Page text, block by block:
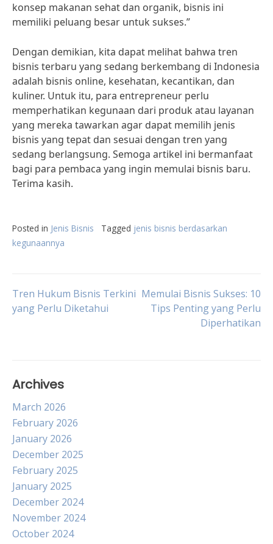
konsep makanan sehat dan organik, bisnis ini
memiliki peluang besar untuk sukses.”
Dengan demikian, kita dapat melihat bahwa tren
bisnis terbaru yang sedang berkembang di Indonesia
adalah bisnis online, kesehatan, kecantikan, dan
kuliner. Untuk itu, para entrepreneur perlu
memperhatikan kegunaan dari produk atau layanan
yang mereka tawarkan agar dapat memilih jenis
bisnis yang tepat dan sesuai dengan tren yang
sedang berlangsung. Semoga artikel ini bermanfaat
bagi para pembaca yang ingin memulai bisnis baru.
Terima kasih.
Posted in Jenis Bisnis Tagged jenis bisnis berdasarkan
kegunaannya
Post
Tren Hukum Bisnis Terkini
yang Perlu Diketahui
Memulai Bisnis Sukses: 10
Tips Penting yang Perlu
Diperhatikan
Archives
March 2026
February 2026
January 2026
December 2025
February 2025
January 2025
December 2024
November 2024
October 2024